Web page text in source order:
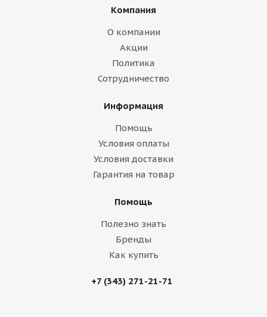
Компания
О компании
Акции
Политика
Сотрудничество
Информация
Помощь
Условия оплаты
Условия доставки
Гарантия на товар
Помощь
Полезно знать
Бренды
Как купить
+7 (343) 271-21-71